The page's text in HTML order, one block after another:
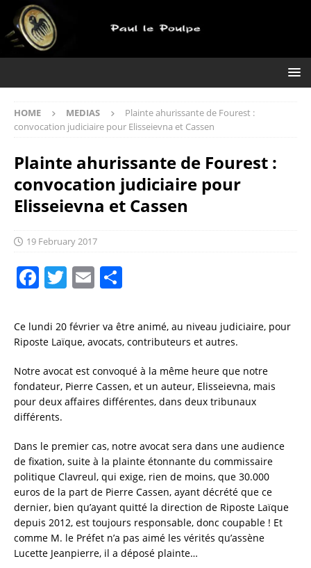
HOME MEDIAS
Plainte ahurissante de Fourest :
convocation judiciaire pour Elisseievna et Cassen
Plainte ahurissante de Fourest :
convocation judiciaire pour
Elisseievna et Cassen
19 February 2017
F
c
e
b
o
o
T
it
te
r
E
ai
l
a
re
Ce lundi 20 février va être animé, au niveau judiciaire, pour
Riposte Laïque, avocats, contributeurs et autres.
Notre avocat est convoqué à la même heure que notre
fondateur, Pierre Cassen, et un auteur, Elisseievna, mais
pour deux affaires différentes, dans deux tribunaux
différents.
Dans le premier cas, notre avocat sera dans une audience
de fixation, suite à la plainte étonnante du commissaire
politique Clavreul, qui exige, rien de moins, que 30.000
euros de la part de Pierre Cassen, ayant décrété que ce
dernier, bien qu’ayant quitté la direction de Riposte Laïque
depuis 2012, est toujours responsable, donc coupable ! Et
comme M. le Préfet n’a pas aimé les vérités qu’assène
Lucette Jeanpierre, il a déposé plainte…